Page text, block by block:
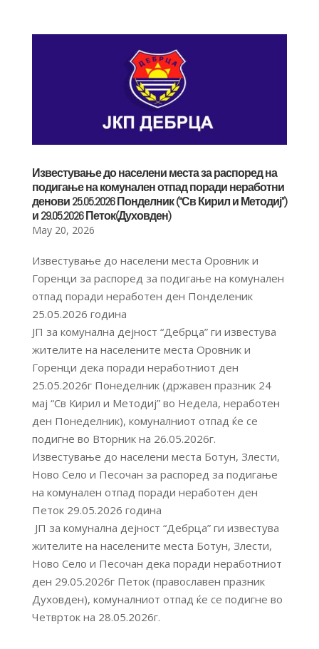
Известување до населени места за распоред на
подигање на комунален отпад поради неработни
денови 25.05.2026 Понделник (“Св Кирил и Методиј”)
и 29.05.2026 Петок(Духовден)
May 20, 2026
Известување до населени места Оровник и
Горенци за распоред за подигање на комунален
отпад поради неработен ден Понделеник
25.05.2026 година
ЈП за комунална дејност “Дебрца” ги известува
жителите на населените места Оровник и
Горенци дека поради неработниот ден
25.05.2026г Понеделник (државен празник 24
мај “Св Кирил и Методиј” во Недела, неработен
ден Понеделник), комуналниот отпад ќе се
подигне во Вторник на 26.05.2026г.
Известување до населени места Ботун, Злести,
Ново Село и Песочан за распоред за подигање
на комунален отпад поради неработен ден
Петок 29.05.2026 година
ЈП за комунална дејност “Дебрца” ги известува
жителите на населените места Ботун, Злести,
Ново Село и Песочан дека поради неработниот
ден 29.05.2026г Петок (православен празник
Духовден), комуналниот отпад ќе се подигне во
Четврток на 28.05.2026г.